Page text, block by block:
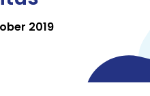
2019